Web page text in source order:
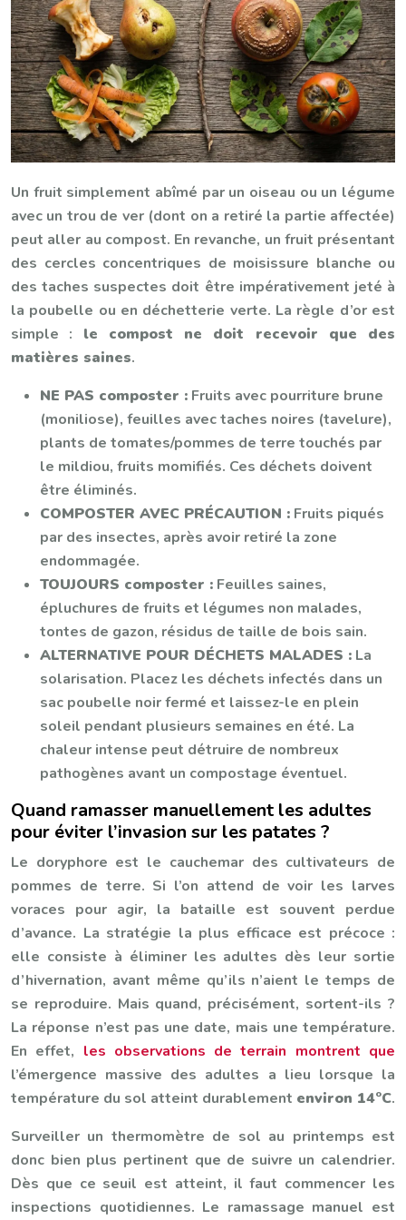
Un fruit simplement abîmé par un oiseau ou un légume
avec un trou de ver (dont on a retiré la partie affectée)
peut aller au compost. En revanche, un fruit présentant
des cercles concentriques de moisissure blanche ou
des taches suspectes doit être impérativement jeté à
la poubelle ou en déchetterie verte. La règle d’or est
simple : le compost ne doit recevoir que des
matières saines.
NE PAS composter : Fruits avec pourriture brune
(moniliose), feuilles avec taches noires (tavelure),
plants de tomates/pommes de terre touchés par
le mildiou, fruits momifiés. Ces déchets doivent
être éliminés.
COMPOSTER AVEC PRÉCAUTION : Fruits piqués
par des insectes, après avoir retiré la zone
endommagée.
TOUJOURS composter : Feuilles saines,
épluchures de fruits et légumes non malades,
tontes de gazon, résidus de taille de bois sain.
ALTERNATIVE POUR DÉCHETS MALADES : La
solarisation. Placez les déchets infectés dans un
sac poubelle noir fermé et laissez-le en plein
soleil pendant plusieurs semaines en été. La
chaleur intense peut détruire de nombreux
pathogènes avant un compostage éventuel.
Quand ramasser manuellement les adultes
pour éviter l’invasion sur les patates ?
Le doryphore est le cauchemar des cultivateurs de
pommes de terre. Si l’on attend de voir les larves
voraces pour agir, la bataille est souvent perdue
d’avance. La stratégie la plus efficace est précoce :
elle consiste à éliminer les adultes dès leur sortie
d’hivernation, avant même qu’ils n’aient le temps de
se reproduire. Mais quand, précisément, sortent-ils ?
La réponse n’est pas une date, mais une température.
En effet, les observations de terrain montrent que
l’émergence massive des adultes a lieu lorsque la
température du sol atteint durablement environ 14°C.
Surveiller un thermomètre de sol au printemps est
donc bien plus pertinent que de suivre un calendrier.
Dès que ce seuil est atteint, il faut commencer les
inspections quotidiennes. Le ramassage manuel est